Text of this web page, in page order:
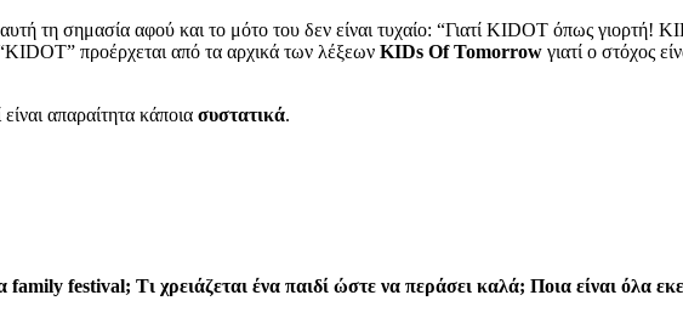
τη σημασία αφού και το μότο του δεν είναι τυχαίο: “Γιατί KIDOT όπως γιορτή!
προέρχεται από τα αρχικά των λέξεων KIDs Of Tomorrow γιατί ο στόχος
απαραίτητα κάποια συστατικά.
family festival; Τι χρειάζεται ένα παιδί ώστε να περάσει καλά; Ποια είναι όλα